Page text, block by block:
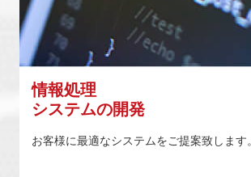
情報処理
システムの開発
お客様に最適なシステムをご提案致します。